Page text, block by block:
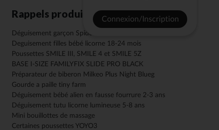
Connexion/Inscription
Rappels produits
Déguisement garçon Spider-Man
Deguisement filles bébé licorne 18-24 mois
Poussettes SMILE III, SMILE 4 et SMILE 5Z
BASE I-SIZE FAMILYFIX SLIDE PRO BLACK
Préparateur de biberon Milkeo Plus Night Blueg
Gourde a paille tiny farm
Déguisement bébé alien en fausse fourrure 2-3 ans
Déguisement tutu licorne lumineuse 5-8 ans
Mini bouillottes de massage
Certaines poussettes YOYO3